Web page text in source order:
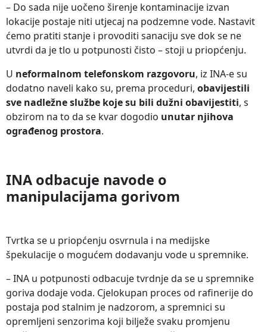
– Do sada nije uočeno širenje kontaminacije izvan
lokacije postaje niti utjecaj na podzemne vode. Nastavit
ćemo pratiti stanje i provoditi sanaciju sve dok se ne
utvrdi da je tlo u potpunosti čisto – stoji u priopćenju.
U neformalnom telefonskom razgovoru, iz INA-e su
dodatno naveli kako su, prema proceduri, obavijestili
sve nadležne službe koje su bili dužni obavijestiti, s
obzirom na to da se kvar dogodio unutar njihova
ograđenog prostora.
INA odbacuje navode o
manipulacijama gorivom
Tvrtka se u priopćenju osvrnula i na medijske
špekulacije o mogućem dodavanju vode u spremnike.
– INA u potpunosti odbacuje tvrdnje da se u spremnike
goriva dodaje voda. Cjelokupan proces od rafinerije do
postaja pod stalnim je nadzorom, a spremnici su
opremljeni senzorima koji bilježe svaku promjenu